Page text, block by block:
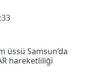
üssü Samsun’da
hareketliliği